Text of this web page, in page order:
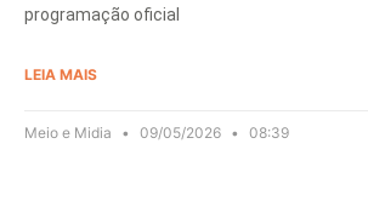
programação oficial
LEIA MAIS
Meio e Midia 09/05/2026 08:39